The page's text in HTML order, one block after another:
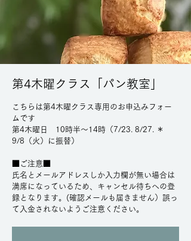
第4木曜クラス「パン教室」
こちらは第4木曜クラス専用のお申込みフォー
ムです
第4木曜日 10時半～14時（7/23. 8/27. ＊
9/8（火）に振替）
■ご注意■
氏名とメールアドレスしか入力欄が無い場合は
満席になっているため、キャンセル待ちへの登
録となります。(確認メールも届きません）誤っ
て入金されないようご注意ください。